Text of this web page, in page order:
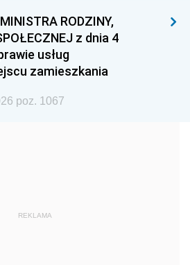
1992 1991
1989
1986 1985
1983
RODZINY,
z dnia 4
usług
zamieszkania
poz. 1067
REKLAMA